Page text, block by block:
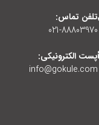
تلفن تماس:
021-88803970
پست الکترونیکی:
info@gokule.com